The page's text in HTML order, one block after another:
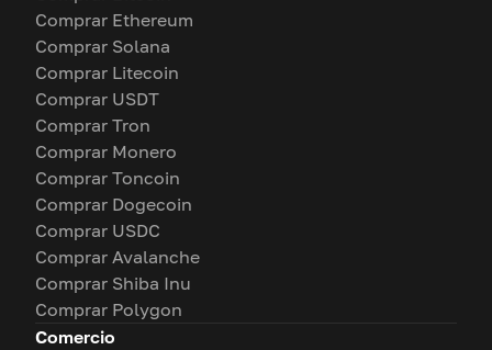
Comprar Ethereum
Comprar Solana
Comprar Litecoin
Comprar USDT
Comprar Tron
Comprar Monero
Comprar Toncoin
Comprar Dogecoin
Comprar USDC
Comprar Avalanche
Comprar Shiba Inu
Comprar Polygon
Comercio